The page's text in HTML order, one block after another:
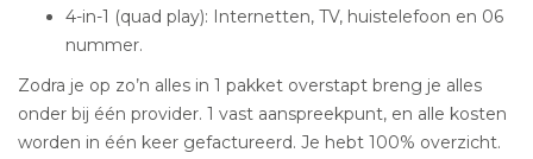
4-in-1 (quad play): Internetten, TV, huistelefoon en 06
nummer.
Zodra je op zo’n alles in 1 pakket overstapt breng je alles
onder bij één provider. 1 vast aanspreekpunt, en alle kosten
worden in één keer gefactureerd. Je hebt 100% overzicht.